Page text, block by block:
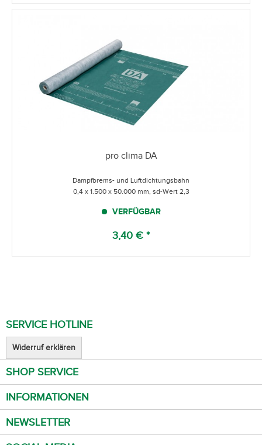
pro clima DA
Dampfbrems- und Luftdichtungsbahn
0,4 x 1.500 x 50.000 mm, sd-Wert 2,3
VERFÜGBAR
3,40 € *
SERVICE HOTLINE
Widerruf erklären
SHOP SERVICE
INFORMATIONEN
NEWSLETTER